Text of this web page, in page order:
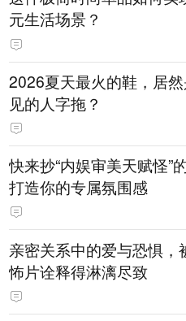
元生活场景？
2026夏天最火的鞋，居
见的人字拖？
快来抄“内娱审美天赋怪”
打造你的专属氛围感
亲密关系中的爱与恐惧，
怖片诠释得淋漓尽致